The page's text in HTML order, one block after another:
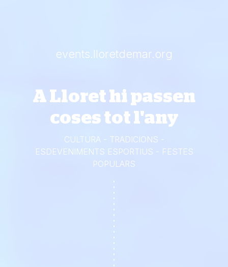
events.lloretdemar.org
A Lloret hi passen
coses tot l'any
CULTURA - TRADICIONS -
ESDEVENIMENTS ESPORTIUS - FESTES
POPULARS